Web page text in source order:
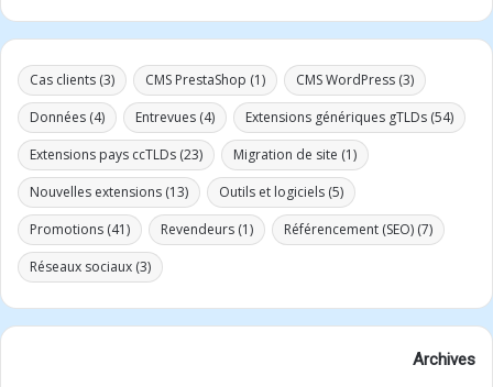
Cas clients (3) CMS PrestaShop (1) CMS WordPress (3)
Données (4) Entrevues (4) Extensions génériques gTLDs (54)
Extensions pays ccTLDs (23) Migration de site (1)
Nouvelles extensions (13) Outils et logiciels (5)
Promotions (41) Revendeurs (1) Référencement (SEO) (7)
Réseaux sociaux (3)
Archives